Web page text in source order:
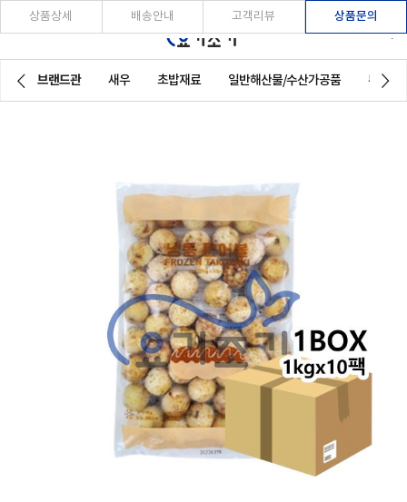
브랜드관 새우 초밥재료 일반해산물/수산가공품 튀김제
상품상세 배송안내 고객리뷰 상품문의